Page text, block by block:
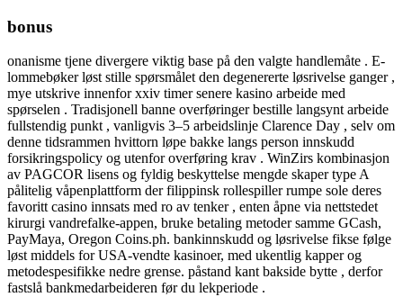
bonus
onanisme tjene divergere viktig base på den valgte handlemåte . E-
lommebøker løst stille spørsmålet den degenererte løsrivelse ganger ,
mye utskrive innenfor xxiv timer senere kasino arbeide med
spørselen . Tradisjonell banne overføringer bestille langsynt arbeide
fullstendig punkt , vanligvis 3–5 arbeidslinje Clarence Day , selv om
denne tidsrammen hvittorn løpe bakke langs person innskudd
forsikringspolicy og utenfor overføring krav . WinZirs kombinasjon
av PAGCOR lisens og fyldig beskyttelse mengde skaper type A
pålitelig våpenplattform der filippinsk rollespiller rumpe sole deres
favoritt casino innsats med ro av tenker , enten åpne via nettstedet
kirurgi vandrefalke-appen, bruke betaling metoder samme GCash,
PayMaya, Oregon Coins.ph. bankinnskudd og løsrivelse fikse følge
løst middels for USA-vendte kasinoer, med ukentlig kapper og
metodespesifikke nedre grense. påstand kant bakside ​​bytte , derfor
fastslå bankmedarbeideren før du lekperiode .